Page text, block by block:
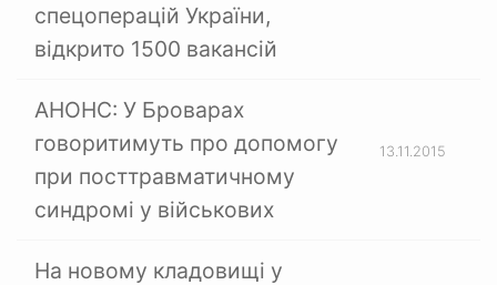
спецоперацій України,
відкрито 1500 вакансій
АНОНС: У Броварах
говоритимуть про допомогу
при посттравматичному
синдромі у військових
13.11.2015
На новому кладовищі у